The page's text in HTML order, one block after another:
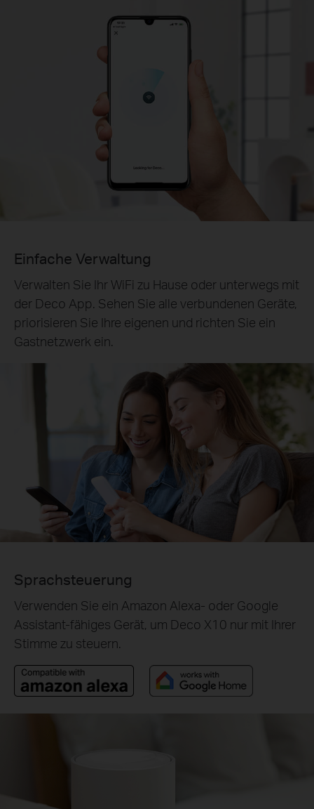
Einfache Verwaltung
Verwalten Sie Ihr WiFi zu Hause oder unterwegs mit
der Deco App. Sehen Sie alle verbundenen Geräte,
priorisieren Sie Ihre eigenen und richten Sie ein
Gastnetzwerk ein.
Sprachsteuerung
Verwenden Sie ein Amazon Alexa- oder Google
Assistant-fähiges Gerät, um Deco X10 nur mit Ihrer
Stimme zu steuern.